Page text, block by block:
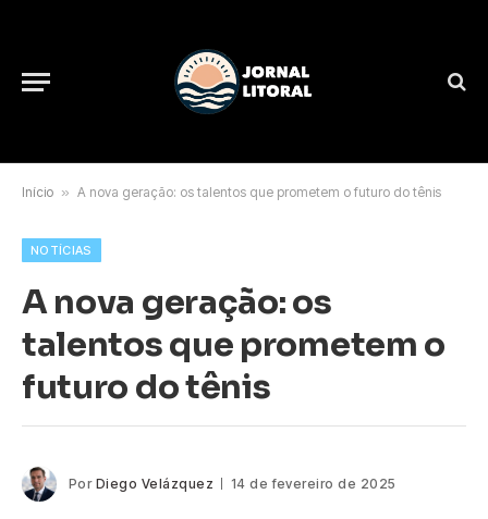
Início » A nova geração: os talentos que prometem o futuro do tênis
NOTÍCIAS
A nova geração: os
talentos que prometem o
futuro do tênis
Por Diego Velázquez 14 de fevereiro de 2025